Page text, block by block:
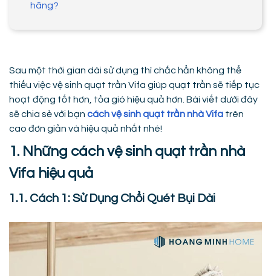
hãng?
Sau một thời gian dài sử dụng thì chắc hẳn không thể
thiếu việc vệ sinh quạt trần Vifa giúp quạt trần sẽ tiếp tục
hoạt động tốt hơn, tỏa gió hiệu quả hơn. Bài viết dưới đây
sẽ chia sẻ với bạn cáchvệ sinh quạt trần nhà Vifa trên
cao đơn giản và hiệu quả nhất nhé!
1. Những cách vệ sinh quạt trần nhà
Vifa hiệu quả
1.1. Cách 1: Sử Dụng Chổi Quét Bụi Dài